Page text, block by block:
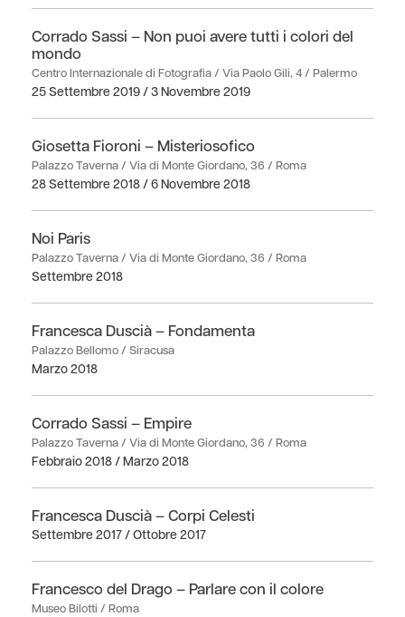
Corrado Sassi – Non puoi avere tutti i colori del
mondo
Centro Internazionale di Fotografia / Via Paolo Gili, 4 / Palermo
25 Settembre 2019 / 3 Novembre 2019
Giosetta Fioroni – Misteriosofico
Palazzo Taverna / Via di Monte Giordano, 36 / Roma
28 Settembre 2018 / 6 Novembre 2018
Noi Paris
Palazzo Taverna / Via di Monte Giordano, 36 / Roma
Settembre 2018
Francesca Duscià – Fondamenta
Palazzo Bellomo / Siracusa
Marzo 2018
Corrado Sassi – Empire
Palazzo Taverna / Via di Monte Giordano, 36 / Roma
Febbraio 2018 / Marzo 2018
Francesca Duscià – Corpi Celesti
Settembre 2017 / Ottobre 2017
Francesco del Drago – Parlare con il colore
Museo Bilotti / Roma